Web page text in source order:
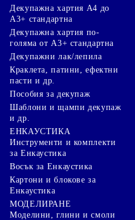
Декупажна хартия А4 до
А3+ стандартна
Декупажна хартия по-
голяма от А3+ стандартна
Декупажни лак/лепила
Краклета, патини, ефектни
пасти и др.
Пособия за декупаж
Шаблони и щампи декупаж
и др.
ЕНКАУСТИКА
Инструменти и комплекти
за Енкаустика
Восък за Енкаустика
Картони и блокове за
Енкаустика
МОДЕЛИРАНЕ
Моделини, глини и смоли